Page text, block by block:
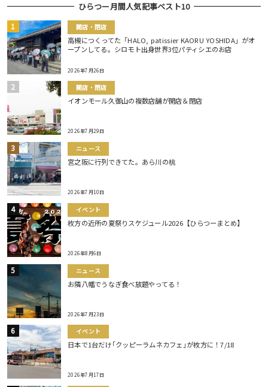
ひらつー月間人気記事ベスト10
開店・閉店
高槻につくってた「HALO, patissier KAORU YOSHIDA」がオ
ープンしてる。シロモト出身世界3位パティシエのお店
2026年7月26日
開店・閉店
イオンモール久御山の複数店舗が開店＆閉店
2026年7月29日
ニュース
宮之阪に行列できてた。あら川の桃
2026年7月10日
イベント
枚方の近所の夏祭りスケジュール2026【ひらつーまとめ】
2026年8月6日
ニュース
お隣八幡でうなぎ食べ放題やってる！
2026年7月23日
イベント
日本で1台だけ｢クッピーラムネカフェ｣が枚方に！7/18
2026年7月17日